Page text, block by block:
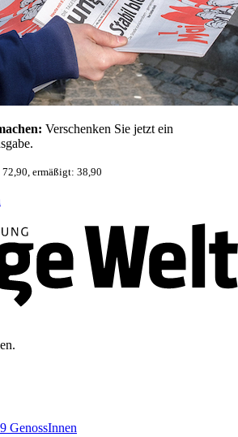
Verschenken Sie jetzt ein
ermäßigt: 38,90
GenossInnen